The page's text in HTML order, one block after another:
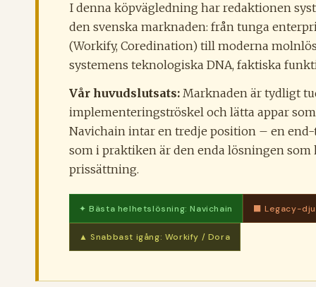
I denna köpvägledning har redaktionen
den svenska marknaden: från tunga
(Workify, Coredination) till moderna
systemens teknologiska DNA, faktiska
Vår huvudslutsats:Marknaden är tydligt
implementeringströskel och lätta appar
Navichain intar en tredje position – en
som i praktiken är den enda lösningen
prissättning.
✦ Bästa helhetslösning: Navichain ⬛ Legacy-
▲ Snabbast igång: Workify / Dora